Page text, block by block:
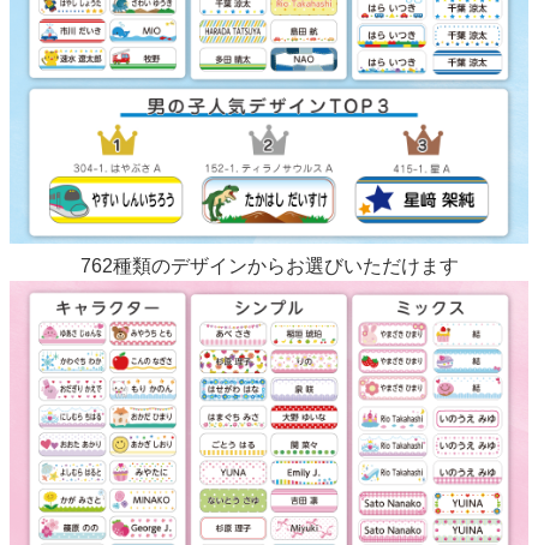
762種類のデザインからお選びいただけます